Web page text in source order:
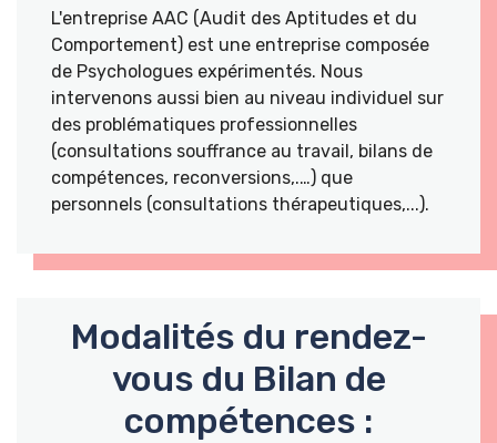
L'entreprise AAC (Audit des Aptitudes et du
Comportement) est une entreprise composée
de Psychologues expérimentés. Nous
intervenons aussi bien au niveau individuel sur
des problématiques professionnelles
(consultations souffrance au travail, bilans de
compétences, reconversions,.…) que
personnels (consultations thérapeutiques,...).
Modalités du rendez-
vous du Bilan de
compétences :